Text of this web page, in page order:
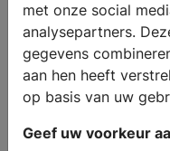
Koop een
Ede
elke woning. Woont u
met onze social
analysepartners.
gegevens
aan hen heeft
op basis van uw
Geef uw voorkeur